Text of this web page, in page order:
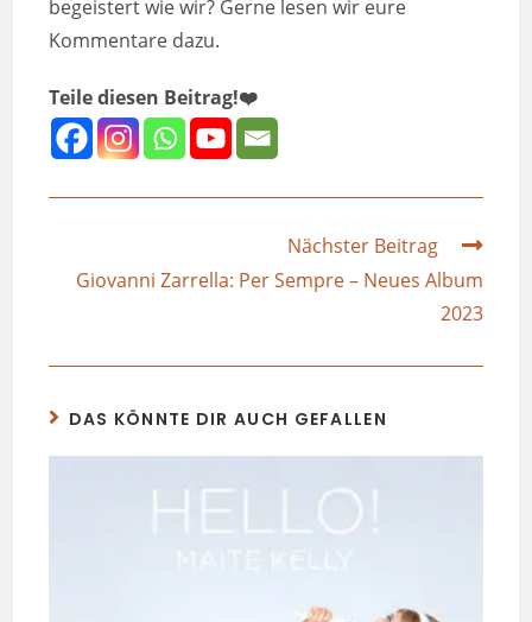
begeistert wie wir? Gerne lesen wir eure
Kommentare dazu.
Teile diesen Beitrag!❤️
Nächster Beitrag
Giovanni Zarrella: Per Sempre – Neues Album
2023
DAS KÖNNTE DIR AUCH GEFALLEN